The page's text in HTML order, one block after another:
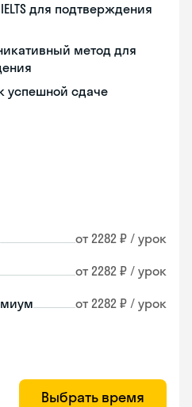
для подтверждения
метод для
успешной сдаче
от 2282 ₽ / урок
от 2282 ₽ / урок
от 2282 ₽ / урок
Выбрать время